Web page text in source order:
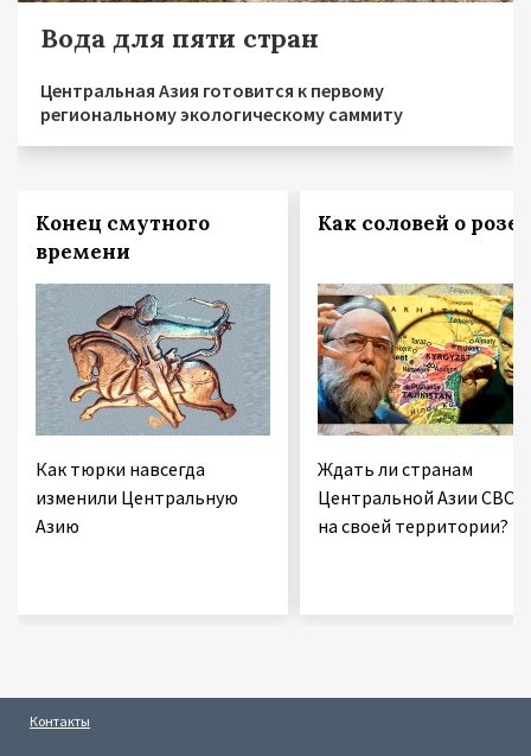
Вода для пяти стран
Центральная Азия готовится к первому
региональному экологическому саммиту
Конец смутного
времени
Как тюрки навсегда
изменили Центральную
Азию
Как соловей о розе
Ждать ли странам
Центральной Азии СВО
на своей территории?
Контакты